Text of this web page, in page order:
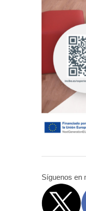
Síguenos en